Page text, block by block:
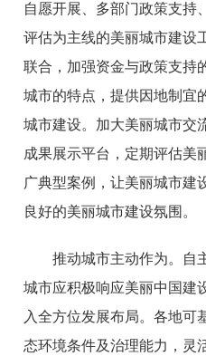
自愿开展、多部门政策支持
评估为主线的美丽城市建设
联合，加强资金与政策支持
城市的特点，提供因地制宜
城市建设。加大美丽城市交
成果展示平台，定期评估美
广典型案例，让美丽城市建
良好的美丽城市建设氛围。
推动城市主动作为。自
城市应积极响应美丽中国建
入全方位发展布局。各地可
态环境条件及治理能力，灵